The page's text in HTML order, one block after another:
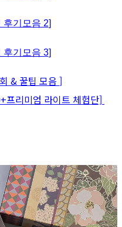
후기모음 2]
후기모음 3]
& 꿀팁 모음 ]
프리미엄 라이트 체험단]